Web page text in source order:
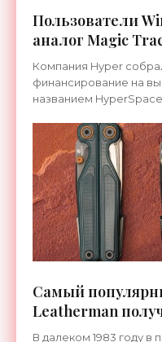
Пользователи
аналог Magic
«Гаджеты»
Компания Hyper
финансирование на
названием
трекпадом для
Самый
Leatherman
обновление в
В далеком 1983 году в